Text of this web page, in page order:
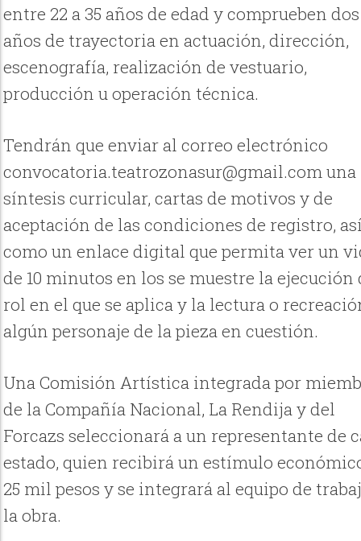
entre 22 a 35 años de edad y comprueben dos
años de trayectoria en actuación, dirección,
escenografía, realización de vestuario,
producción u operación técnica.
Tendrán que enviar al correo electrónico
convocatoria.teatrozonasur@gmail.com una
síntesis curricular, cartas de motivos y de
aceptación de las condiciones de registro,
como un enlace digital que permita ver un
de 10 minutos en los se muestre la ejecución
rol en el que se aplica y la lectura o
algún personaje de la pieza en cuestión.
Una Comisión Artística integrada por
de la Compañía Nacional, La Rendija y del
Forcazs seleccionará a un representante de
estado, quien recibirá un estímulo
25 mil pesos y se integrará al equipo de
la obra.